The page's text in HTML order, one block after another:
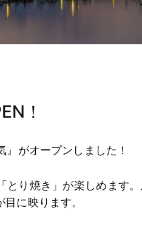
！
』がオープンしました！
り焼き」が楽しめます
に映ります。